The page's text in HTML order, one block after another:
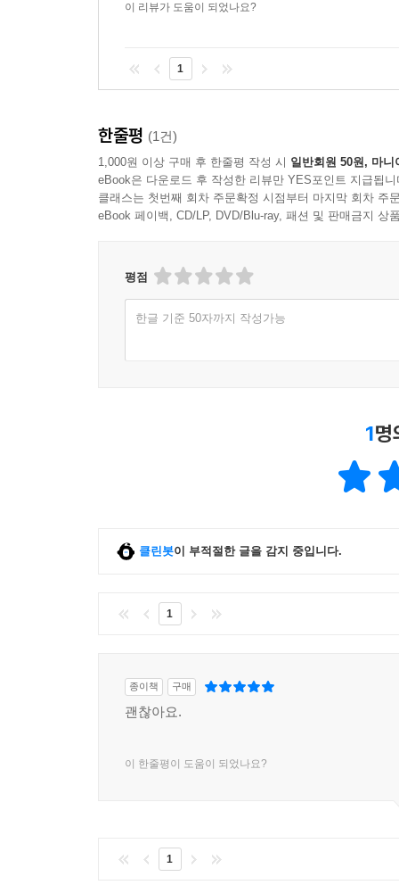
이 리뷰가 도움이 되었나요?
1
한줄평 (1건)
1,000원 이상 구매 후 한줄평 작성 시 일반회원 50원, 마니
eBook은 다운로드 후 작성한 리뷰만 YES포인트 지급됩니
클래스는 첫번째 회차 주문확정 시점부터 마지막 회차 주
eBook 페이백, CD/LP, DVD/Blu-ray, 패션 및 판매금지 상
평점
한글 기준 50자까지 작성가능
1명
클린봇이 부적절한 글을 감지 중입니다.
1
종이책 구매
괜찮아요.
이 한줄평이 도움이 되었나요?
1